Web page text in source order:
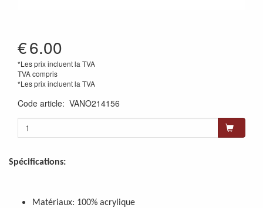
€6.00
*Les prix incluent la TVA
TVA compris
*Les prix incluent la TVA
Code article: VANO214156
Spécifications:
Matériaux: 100% acrylique